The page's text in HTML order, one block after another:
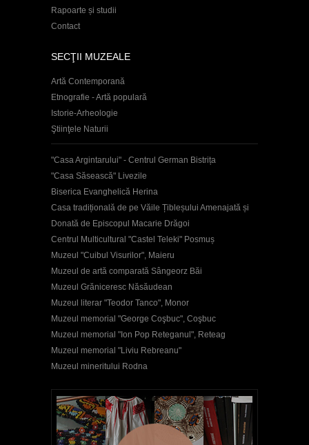
Rapoarte și studii
Contact
SECŢII MUZEALE
Artă Contemporană
Etnografie - Artă populară
Istorie-Arheologie
Ştiinţele Naturii
"Casa Argintarului" - Centrul German Bistrița
"Casa Săsească" Livezile
Biserica Evanghelică Herina
Casa tradițională de pe Văile Țibleșului Amenajată și
Donată de Episcopul Macarie Drăgoi
Centrul Multicultural "Castel Teleki" Posmuș
Muzeul "Cuibul Visurilor", Maieru
Muzeul de artă comparată Sângeorz Băi
Muzeul Grăniceresc Năsăudean
Muzeul literar "Teodor Tanco", Monor
Muzeul memorial "George Coşbuc", Coşbuc
Muzeul memorial "Ion Pop Reteganul", Reteag
Muzeul memorial "Liviu Rebreanu"
Muzeul mineritului Rodna